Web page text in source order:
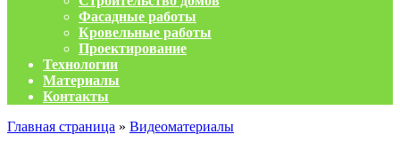
Фасадные работы
Кровельные работы
Проектирование
Технологии
Материалы
Контакты
Главная страница » Видеоматериалы